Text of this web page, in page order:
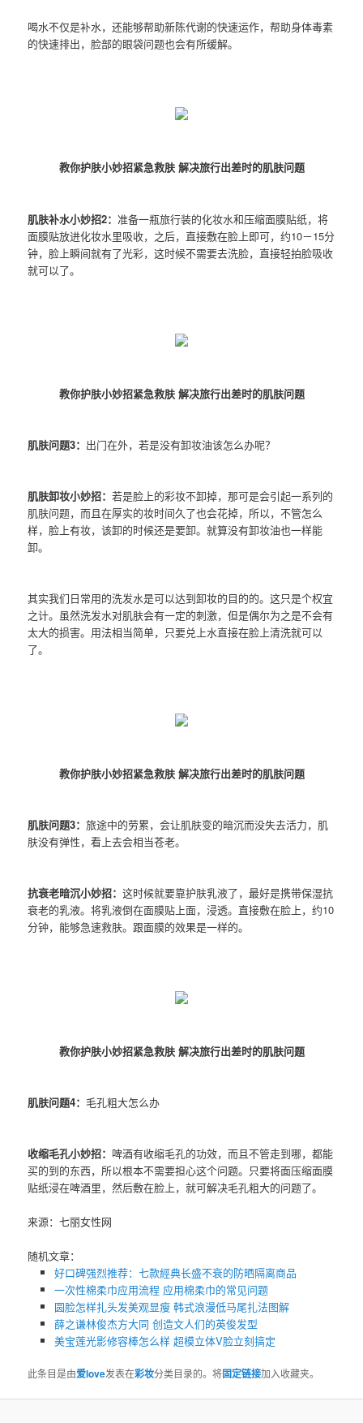
喝水不仅是补水，还能够帮助新陈代谢的快速运作，帮助身体毒素
的快速排出，脸部的眼袋问题也会有所缓解。
教你护肤小妙招紧急救肤 解决旅行出差时的肌肤问题
肌肤补水小妙招2：准备一瓶旅行装的化妆水和压缩面膜贴纸，将
面膜贴放进化妆水里吸收，之后，直接敷在脸上即可，约10－15分
钟，脸上瞬间就有了光彩，这时候不需要去洗脸，直接轻拍脸吸收
就可以了。
教你护肤小妙招紧急救肤 解决旅行出差时的肌肤问题
肌肤问题3： 出门在外，若是没有卸妆油该怎么办呢？
肌肤卸妆小妙招：若是脸上的彩妆不卸掉，那可是会引起一系列的
肌肤问题，而且在厚实的妆时间久了也会花掉，所以，不管怎么
样，脸上有妆，该卸的时候还是要卸。就算没有卸妆油也一样能
卸。
其实我们日常用的洗发水是可以达到卸妆的目的的。这只是个权宜
之计。虽然洗发水对肌肤会有一定的刺激，但是偶尔为之是不会有
太大的损害。用法相当简单，只要兑上水直接在脸上清洗就可以
了。
教你护肤小妙招紧急救肤 解决旅行出差时的肌肤问题
肌肤问题3：旅途中的劳累，会让肌肤变的暗沉而没失去活力，肌
肤没有弹性，看上去会相当苍老。
抗衰老暗沉小妙招：这时候就要靠护肤乳液了，最好是携带保湿抗
衰老的乳液。将乳液倒在面膜贴上面，浸透。直接敷在脸上，约10
分钟，能够急速救肤。跟面膜的效果是一样的。
教你护肤小妙招紧急救肤 解决旅行出差时的肌肤问题
肌肤问题4： 毛孔粗大怎么办
收缩毛孔小妙招： 啤酒有收缩毛孔的功效，而且不管走到哪，都能
买的到的东西，所以根本不需要担心这个问题。只要将面压缩面膜
贴纸浸在啤酒里，然后敷在脸上，就可解决毛孔粗大的问题了。
来源：七丽女性网
随机文章：
好口碑强烈推荐：七款經典长盛不衰的防晒隔离商品
一次性棉柔巾应用流程 应用棉柔巾的常见问题
圆脸怎样扎头发美观显瘦 韩式浪漫低马尾扎法图解
薛之谦林俊杰方大同 创造文人们的英俊发型
美宝莲光影修容棒怎么样 超模立体V脸立刻搞定
此条目是由爱love发表在彩妆分类目录的。将固定链接加入收藏夹。